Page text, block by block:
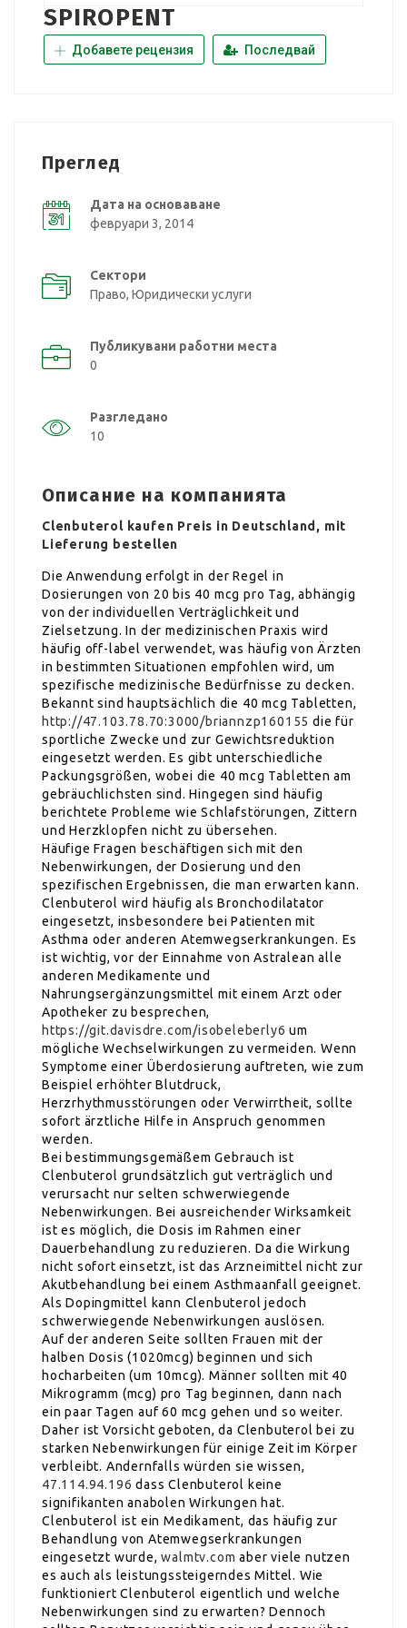
SPIROPENT
Добавете рецензия Последвай
Преглед
Дата на основаване
февруари 3, 2014
Сектори
Право, Юридически услуги
Публикувани работни места
0
Разгледано
10
Описание на компанията
Clenbuterol kaufen Preis in Deutschland, mit
Lieferung bestellen
Die Anwendung erfolgt in der Regel in
Dosierungen von 20 bis 40 mcg pro Tag, abhängig
von der individuellen Verträglichkeit und
Zielsetzung. In der medizinischen Praxis wird
häufig off-label verwendet, was häufig von Ärzten
in bestimmten Situationen empfohlen wird, um
spezifische medizinische Bedürfnisse zu decken.
Bekannt sind hauptsächlich die 40 mcg Tabletten,
http://47.103.78.70:3000/briannzp160155 die für
sportliche Zwecke und zur Gewichtsreduktion
eingesetzt werden. Es gibt unterschiedliche
Packungsgrößen, wobei die 40 mcg Tabletten am
gebräuchlichsten sind. Hingegen sind häufig
berichtete Probleme wie Schlafstörungen, Zittern
und Herzklopfen nicht zu übersehen.
Häufige Fragen beschäftigen sich mit den
Nebenwirkungen, der Dosierung und den
spezifischen Ergebnissen, die man erwarten kann.
Clenbuterol wird häufig als Bronchodilatator
eingesetzt, insbesondere bei Patienten mit
Asthma oder anderen Atemwegserkrankungen. Es
ist wichtig, vor der Einnahme von Astralean alle
anderen Medikamente und
Nahrungsergänzungsmittel mit einem Arzt oder
Apotheker zu besprechen,
https://git.davisdre.com/isobeleberly6 um
mögliche Wechselwirkungen zu vermeiden. Wenn
Symptome einer Überdosierung auftreten, wie zum
Beispiel erhöhter Blutdruck,
Herzrhythmusstörungen oder Verwirrtheit, sollte
sofort ärztliche Hilfe in Anspruch genommen
werden.
Bei bestimmungsgemäßem Gebrauch ist
Clenbuterol grundsätzlich gut verträglich und
verursacht nur selten schwerwiegende
Nebenwirkungen. Bei ausreichender Wirksamkeit
ist es möglich, die Dosis im Rahmen einer
Dauerbehandlung zu reduzieren. Da die Wirkung
nicht sofort einsetzt, ist das Arzneimittel nicht zur
Akutbehandlung bei einem Asthmaanfall geeignet.
Als Dopingmittel kann Clenbuterol jedoch
schwerwiegende Nebenwirkungen auslösen.
Auf der anderen Seite sollten Frauen mit der
halben Dosis (1020mcg) beginnen und sich
hocharbeiten (um 10mcg). Männer sollten mit 40
Mikrogramm (mcg) pro Tag beginnen, dann nach
ein paar Tagen auf 60 mcg gehen und so weiter.
Daher ist Vorsicht geboten, da Clenbuterol bei zu
starken Nebenwirkungen für einige Zeit im Körper
verbleibt. Andernfalls würden sie wissen,
47.114.94.196 dass Clenbuterol keine
signifikanten anabolen Wirkungen hat.
Clenbuterol ist ein Medikament, das häufig zur
Behandlung von Atemwegserkrankungen
eingesetzt wurde,walmtv.com aber viele nutzen
es auch als leistungssteigerndes Mittel. Wie
funktioniert Clenbuterol eigentlich und welche
Nebenwirkungen sind zu erwarten? Dennoch